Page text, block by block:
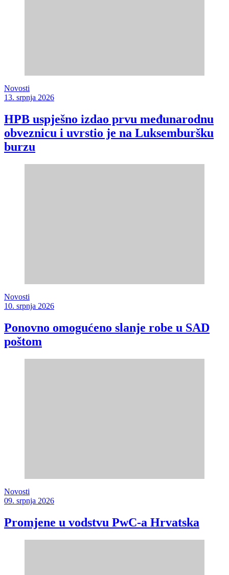
Novosti
13. srpnja 2026
HPB uspješno izdao prvu međunarodnu
obveznicu i uvrstio je na Luksemburšku
burzu
Novosti
10. srpnja 2026
Ponovno omogućeno slanje robe u SAD
poštom
Novosti
09. srpnja 2026
Promjene u vodstvu PwC-a Hrvatska